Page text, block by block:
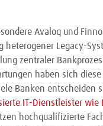
Avaloq und
heterogener Legacy-
zentraler
haben sich diese
Banken entscheiden
IT-Dienstleister wie
hochqualifizierte